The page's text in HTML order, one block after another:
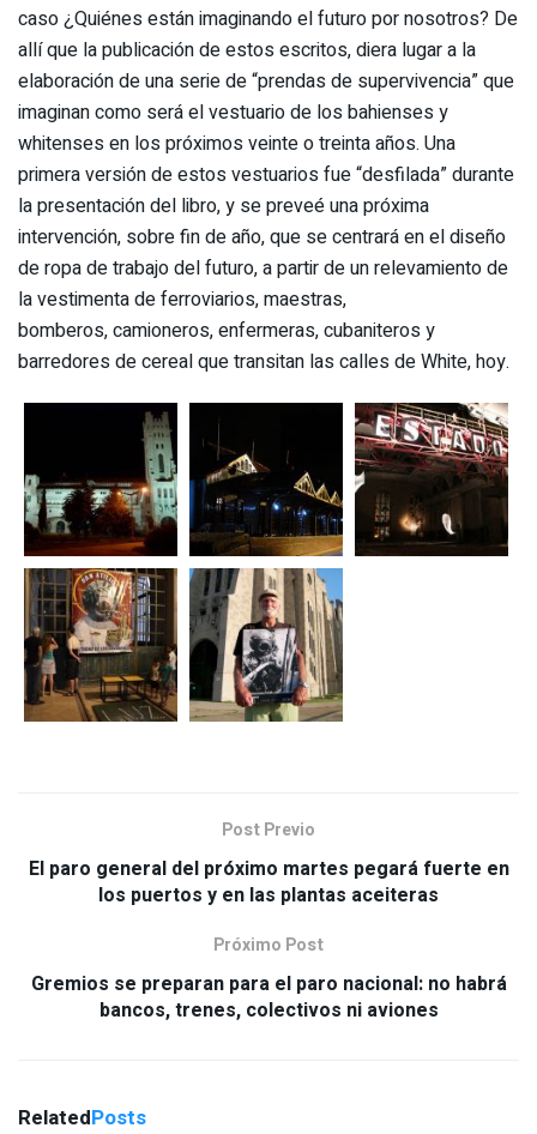
caso ¿Quiénes están imaginando el futuro por nosotros? De
allí que la publicación de estos escritos, diera lugar a la
elaboración de una serie de “prendas de supervivencia” que
imaginan como será el vestuario de los bahienses y
whitenses en los próximos veinte o treinta años. Una
primera versión de estos vestuarios fue “desfilada” durante
la presentación del libro, y se preveé una próxima
intervención, sobre fin de año, que se centrará en el diseño
de ropa de trabajo del futuro, a partir de un relevamiento de
la vestimenta de ferroviarios, maestras,
bomberos, camioneros, enfermeras, cubaniteros y
barredores de cereal que transitan las calles de White, hoy.
Post Previo
El paro general del próximo martes pegará fuerte en
los puertos y en las plantas aceiteras
Próximo Post
Gremios se preparan para el paro nacional: no habrá
bancos, trenes, colectivos ni aviones
RelatedPosts